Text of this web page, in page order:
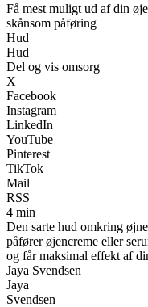
Få mest muligt ud af din
skånsom påføring
Hud
Hud
Del og vis omsorg
X
Facebook
Instagram
LinkedIn
YouTube
Pinterest
TikTok
Mail
RSS
4 min
Den sarte hud omkring
påfører øjencreme eller
og får maksimal effekt af
Jaya Svendsen
Jaya
Svendsen